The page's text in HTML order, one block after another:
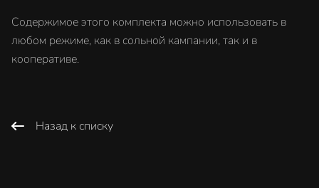
Содержимое этого комплекта можно использовать в
любом режиме, как в сольной кампании, так и в
кооперативе.
Назад к списку